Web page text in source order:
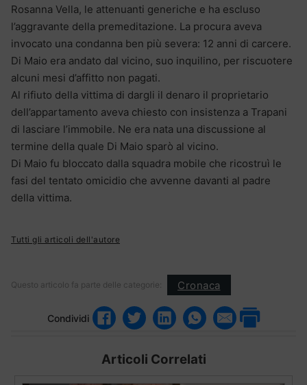
Rosanna Vella, le attenuanti generiche e ha escluso
l’aggravante della premeditazione. La procura aveva
invocato una condanna ben più severa: 12 anni di carcere.
Di Maio era andato dal vicino, suo inquilino, per riscuotere
alcuni mesi d’affitto non pagati.
Al rifiuto della vittima di dargli il denaro il proprietario
dell’appartamento aveva chiesto con insistenza a Trapani
di lasciare l’immobile. Ne era nata una discussione al
termine della quale Di Maio sparò al vicino.
Di Maio fu bloccato dalla squadra mobile che ricostruì le
fasi del tentato omicidio che avvenne davanti al padre
della vittima.
Tutti gli articoli dell'autore
Questo articolo fa parte delle categorie: Cronaca
Condividi
Articoli Correlati